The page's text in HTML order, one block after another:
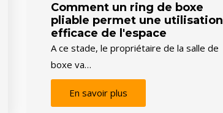
Comment un ring de boxe
pliable permet une utilisation
efficace de l'espace
A ce stade, le propriétaire de la salle de
boxe va…
En savoir plus